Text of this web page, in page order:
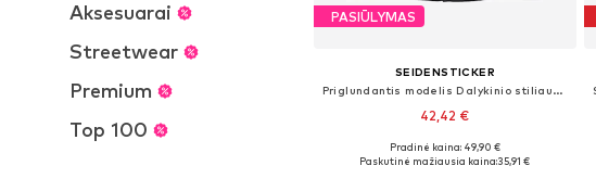
Aksesuarai
Streetwear
Premium
Top 100
PASIŪLYMAS
SEIDENSTICKER
Priglundantis modelis Dalykinio stiliaus marškiniai
42,42 €
Yra daugybė dydžių
Pradinė kaina: 49,90 €
Paskutinė mažiausia kaina:35,91 €